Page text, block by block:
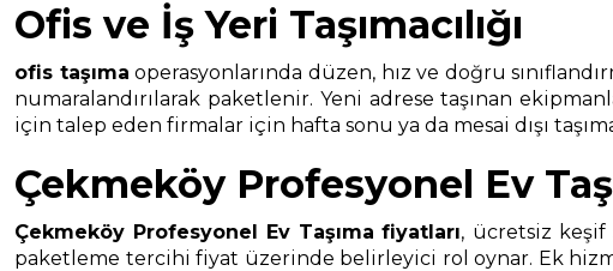
Ofis ve İş Yeri Taşımacılığı
ofis taşıma operasyonlarında düzen, hız ve doğru
numaralandırılarak paketlenir. Yeni adrese taşınan
için talep eden firmalar için hafta sonu ya da mesai dışı
Çekmeköy Profesyonel Ev
Çekmeköy Profesyonel Ev Taşıma fiyatları, ücretsiz keşif
paketleme tercihi fiyat üzerinde belirleyici rol oynar. Ek